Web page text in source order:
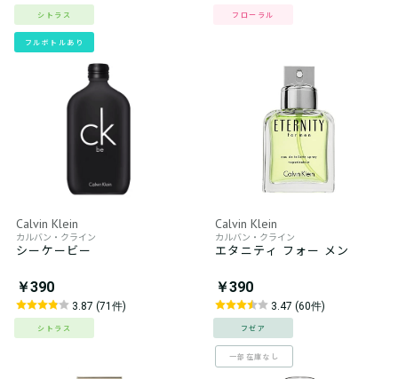
シトラス
フルボトルあり
フローラル
Calvin Klein
カルバン・クライン
シーケービー
￥390
3.87 (71件)
シトラス
Calvin Klein
カルバン・クライン
エタニティ フォー メン
￥390
3.47 (60件)
フゼア
一部在庫なし